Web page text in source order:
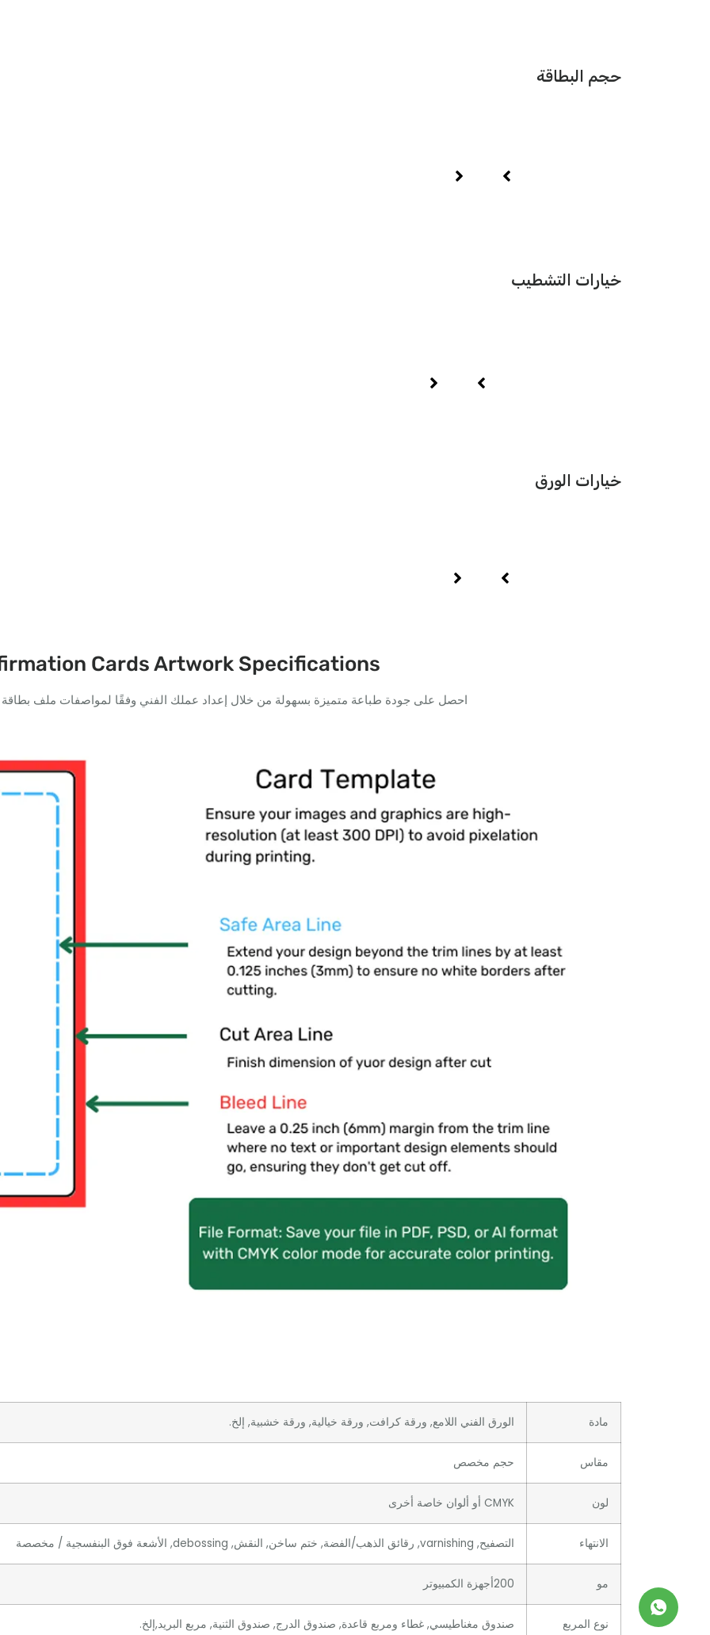
حجم البطاقة
خيارات التشطيب
خيارات الورق
Cards Artwork Specifications
احصل على جودة طباعة متميزة بسهولة من خلال إعداد عملك الفني وفقًا لمواصفات ملف بطاقة
مادة الورق الفني اللامع, ورقة كرافت, ورقة خيالية, ورقة خشبية, إلخ.
مقاس حجم مخصص
لون CMYK أو ألوان خاصة أخرى
الانتهاء التصفيح, varnishing, رقائق الذهب/الفضة, ختم ساخن, النقش, debossing, الأشعة فوق البنفسجية / مخصصة
مو 200أجهزة الكمبيوتر
نوع المربع صندوق مغناطيسي, غطاء ومربع قاعدة, صندوق الدرج, صندوق الثنية, مربع البريد,إلخ.